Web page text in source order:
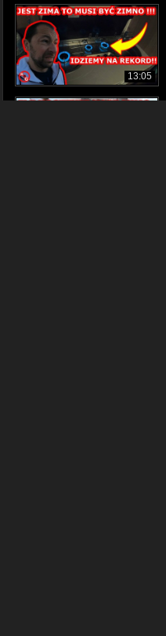
13:05